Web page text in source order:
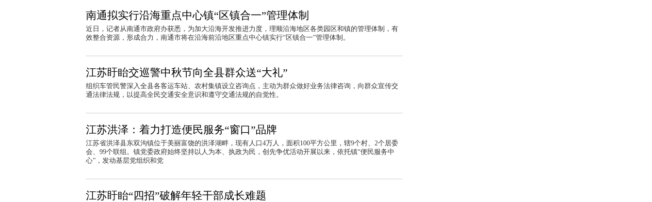
南通拟实行沿海重点中心镇“区镇合一”管理体制
近日，记者从南通市政府办获悉，为加大沿海开发推进力度，理顺沿海地区各类园区和镇的管理体制，有
效整合资源，形成合力，南通市将在沿海前沿地区重点中心镇实行“区镇合一”管理体制。
江苏盱眙交巡警中秋节向全县群众送“大礼”
组织车管民警深入全县各客运车站、农村集镇设立咨询点，主动为群众做好业务法律咨询，向群众宣传交
通法律法规，以提高全民交通安全意识和遵守交通法规的自觉性。
江苏洪泽：着力打造便民服务“窗口”品牌
江苏省洪泽县东双沟镇位于美丽富饶的洪泽湖畔，现有人口4万人，面积100平方公里，辖9个村、2个居委
会、99个联组。镇党委政府始终坚持以人为本、执政为民，创先争优活动开展以来，依托镇“便民服务中
心”，发动基层党组织和党
江苏盱眙“四招”破解年轻干部成长难题